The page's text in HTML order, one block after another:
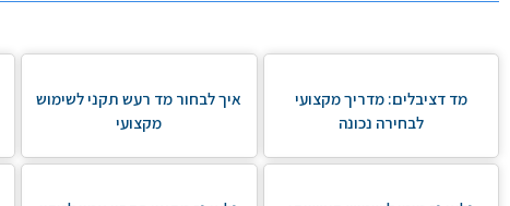
מד דציבלים: מדריך מקצועי
לבחירה נכונה
איך לבחור מד רעש תקני לשימוש
מקצועי